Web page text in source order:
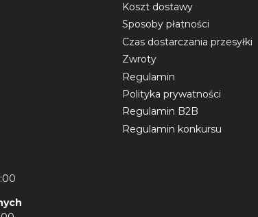
Koszt dostawy
Sposoby płatności
Czas dostarczania przesyłki
Zwroty
Regulamin
Polityka prywatności
Regulamin B2B
Regulamin konkursu